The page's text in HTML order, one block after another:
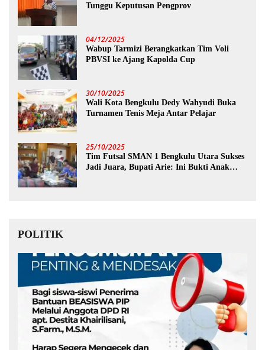
Tunggu Keputusan Pengprov
04/12/2025
Wabup Tarmizi Berangkatkan Tim Voli
PBVSI ke Ajang Kapolda Cup
30/10/2025
Wali Kota Bengkulu Dedy Wahyudi Buka
Turnamen Tenis Meja Antar Pelajar
25/10/2025
Tim Futsal SMAN 1 Bengkulu Utara Sukses
Jadi Juara, Bupati Arie: Ini Bukti Anak
POLITIK